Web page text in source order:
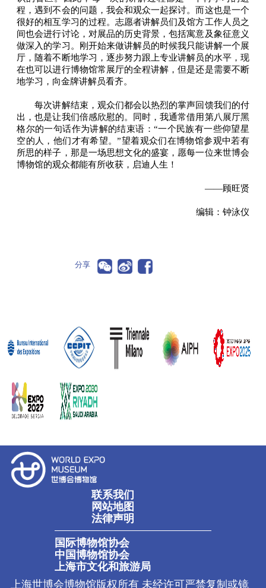
程，遇到不会的问题，我会和观众一起探讨。而这也是一个
很好的相互学习的过程。志愿者讲解员们及馆方工作人员之
间也会进行讨论，对展品的历史背景，包括寓意及象征意义
做深入的学习。刚开始来做讲解员的时候我只能讲解一个展
厅，随着不断地学习，逐步努力跟上专业讲解员的水平，现
在也可以进行博物馆常展厅的全程讲解，但是还是需要不断
地学习，向金牌讲解员看齐。
每次讲解结束，观众们都会以热烈的掌声回馈我们的付
出，也是让我们倍感欣慰的。同时，我通常借用第八展厅黑
格尔的一句话作为讲解的结束语：“一个民族有一些仰望星
空的人，他们才有希望。”望着观众们在博物馆参观中若有
所思的样子，那是一场思想文化的盛宴，愿每一位来世博会
博物馆的观众都能有所收获，启迪人生！
——顾旺贤
编辑：钟泳仪
分享
联系我们
网站地图
法律声明
国际博物馆协会
中国博物馆协会
上海市文化和旅游局
上海世博会博物馆版权所有 未经许可严禁复制或镜